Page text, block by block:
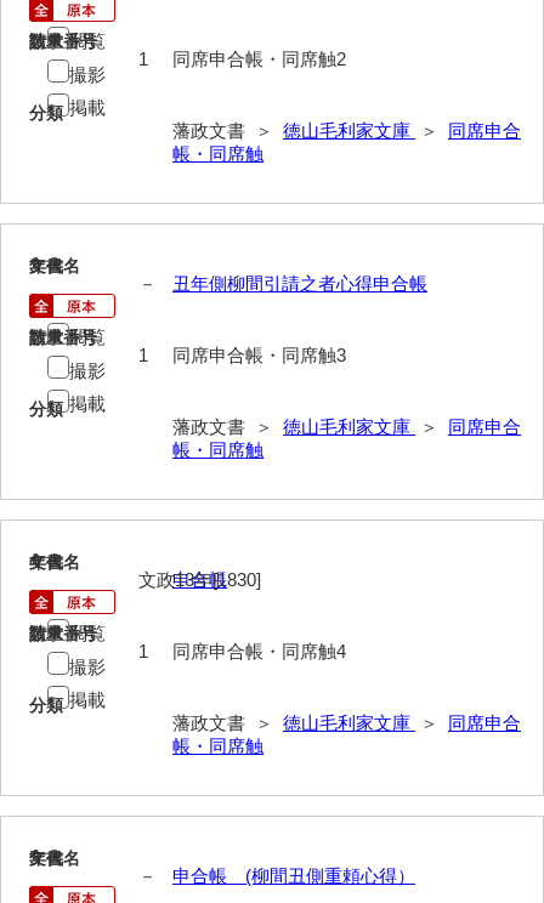
御馳走御勤記
御門番御奉記
御防方御奉記
山口御入湯日記
御廻国記
上御用所日記
山方日記
請求番号
同席申合帳・同席触2
分類
藩政文書 ＞ 徳山毛利家文庫 ＞ 同席申合
帳・同席触
数量
1
閲覧
撮影
掲載
3
文書名
丑年側柳間引請之者心得申合帳
請求番号
同席申合帳・同席触3
分類
藩政文書 ＞ 徳山毛利家文庫 ＞ 同席申合
帳・同席触
年代
－
数量
1
閲覧
撮影
掲載
4
文書名
申合帳
請求番号
同席申合帳・同席触4
分類
藩政文書 ＞ 徳山毛利家文庫 ＞ 同席申合
帳・同席触
年代
文政13年[1830]
数量
1
閲覧
撮影
掲載
5
文書名
申合帳 (柳間丑側重頼心得）
年代
－